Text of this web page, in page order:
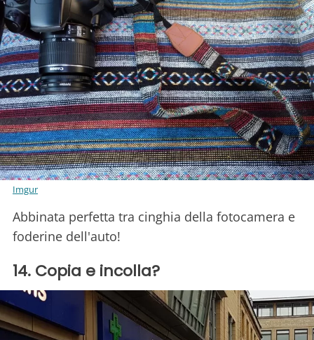
Imgur
Abbinata perfetta tra cinghia della fotocamera e
foderine dell'auto!
14. Copia e incolla?